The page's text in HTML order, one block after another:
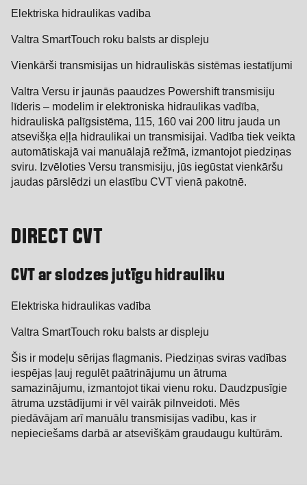
Elektriska hidraulikas vadība
Valtra SmartTouch roku balsts ar displeju
Vienkārši transmisijas un hidrauliskās sistēmas iestatījumi
Valtra Versu ir jaunās paaudzes Powershift transmisiju
līderis – modelim ir elektroniska hidraulikas vadība,
hidrauliskā palīgsistēma, 115, 160 vai 200 litru jauda un
atsevišķa eļļa hidraulikai un transmisijai. Vadība tiek veikta
automātiskajā vai manuālajā režīmā, izmantojot piedziņas
sviru. Izvēloties Versu transmisiju, jūs iegūstat vienkāršu
jaudas pārslēdzi un elastību CVT vienā pakotnē.
DIRECT CVT
CVT ar slodzes jutīgu hidrauliku
Elektriska hidraulikas vadība
Valtra SmartTouch roku balsts ar displeju
Šis ir modeļu sērijas flagmanis. Piedziņas sviras vadības
iespējas ļauj regulēt paātrinājumu un ātruma
samazinājumu, izmantojot tikai vienu roku. Daudzpusīgie
ātruma uzstādījumi ir vēl vairāk pilnveidoti. Mēs
piedāvājam arī manuālu transmisijas vadību, kas ir
nepieciešams darbā ar atsevišķām graudaugu kultūrām.